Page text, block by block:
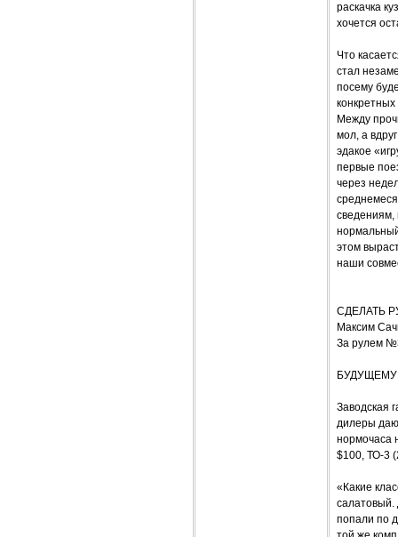
раскачка
хочется
Что
стал
посему
конкретных
Между
мол, а
эдакое
первые
через
сведениям,
этом
наши
СДЕЛАТЬ
Максим
За рулем
Заводская
дилеры
нормочаса
$100, ТО-3
«Какие
салатовый.
попали по